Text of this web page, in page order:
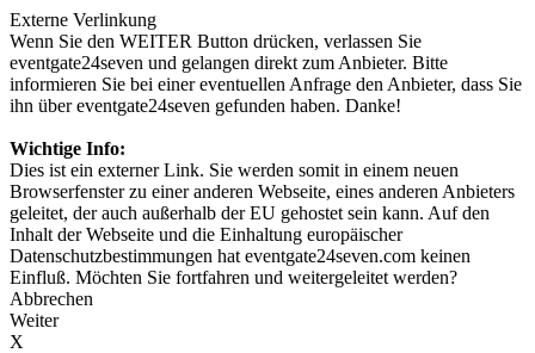
Externe Verlinkung
Wenn Sie den WEITER Button drücken, verlassen Sie
eventgate24seven und gelangen direkt zum Anbieter. Bitte
informieren Sie bei einer eventuellen Anfrage den Anbieter, dass Sie
ihn über eventgate24seven gefunden haben. Danke!
Wichtige Info:
Dies ist ein externer Link. Sie werden somit in einem neuen
Browserfenster zu einer anderen Webseite, eines anderen Anbieters
geleitet, der auch außerhalb der EU gehostet sein kann. Auf den
Inhalt der Webseite und die Einhaltung europäischer
Datenschutzbestimmungen hat eventgate24seven.com keinen
Einfluß. Möchten Sie fortfahren und weitergeleitet werden?
Abbrechen
Weiter
X